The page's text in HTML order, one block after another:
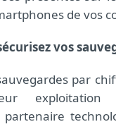
de vos
vos
par
exploitation
partenaire